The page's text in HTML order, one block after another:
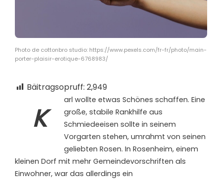
Photo de cottonbro studio: https://www.pexels.com/fr-fr/photo/main-
porter-plaisir-erotique-6768983/
Bäitragsopruff: 2,949
K
arl wollte etwas Schönes schaffen. Eine
große, stabile Rankhilfe aus
Schmiedeeisen sollte in seinem
Vorgarten stehen, umrahmt von seinen
geliebten Rosen. In Rosenheim, einem
kleinen Dorf mit mehr Gemeindevorschriften als
Einwohner, war das allerdings ein